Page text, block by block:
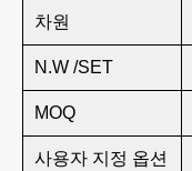
차원
N.W /SET
MOQ
사용자 지정 옵션